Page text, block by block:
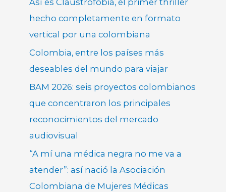
hecho completamente en formato
vertical por una colombiana
Colombia, entre los países más
deseables del mundo para viajar
BAM 2026: seis proyectos colombianos
que concentraron los principales
reconocimientos del mercado
audiovisual
“A mí una médica negra no me va a
atender”: así nació la Asociación
Colombiana de Mujeres Médicas